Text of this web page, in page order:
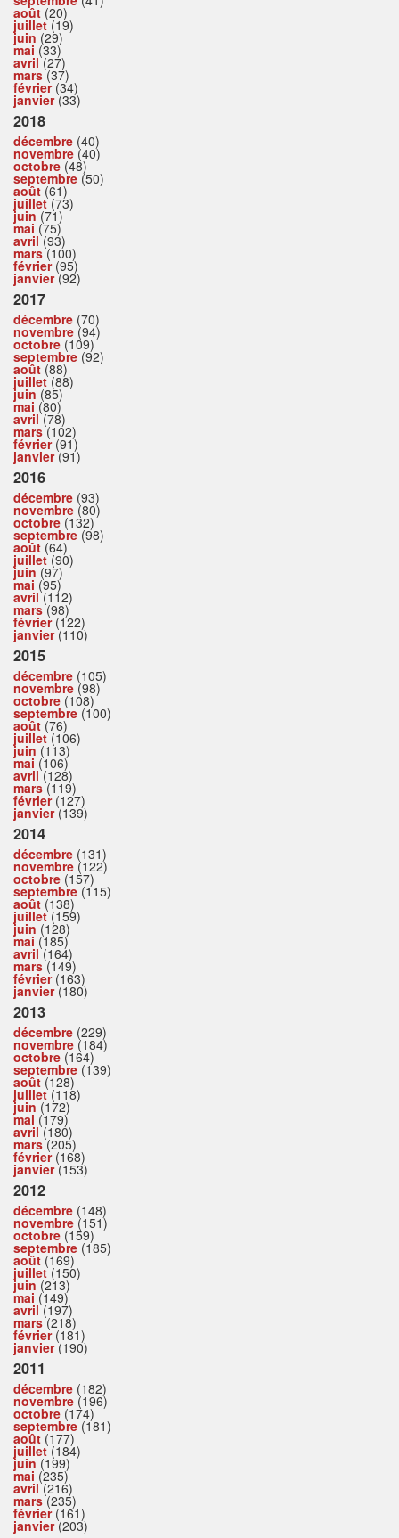
août (20)
juillet(19)
juin (29)
mai (33)
avril(27)
mars(37)
février(34)
janvier(33)
2018
décembre (40)
novembre (40)
octobre (48)
septembre (50)
août (61)
juillet(73)
juin (71)
mai (75)
avril(93)
mars(100)
février(95)
janvier(92)
2017
décembre (70)
novembre (94)
octobre (109)
septembre (92)
août (88)
juillet(88)
juin (85)
mai (80)
avril(78)
mars(102)
février(91)
janvier(91)
2016
décembre (93)
novembre (80)
octobre (132)
septembre (98)
août (64)
juillet(90)
juin (97)
mai (95)
avril(112)
mars(98)
février(122)
janvier(110)
2015
décembre (105)
novembre (98)
octobre (108)
septembre (100)
août (76)
juillet(106)
juin (113)
mai (106)
avril(128)
mars(119)
février(127)
janvier(139)
2014
décembre (131)
novembre (122)
octobre (157)
septembre (115)
août (138)
juillet(159)
juin (128)
mai (185)
avril(164)
mars(149)
février(163)
janvier(180)
2013
décembre (229)
novembre (184)
octobre (164)
septembre (139)
août (128)
juillet(118)
juin (172)
mai (179)
avril(180)
mars(205)
février(168)
janvier(153)
2012
décembre (148)
novembre (151)
octobre (159)
septembre (185)
août (169)
juillet(150)
juin (213)
mai (149)
avril(197)
mars(218)
février(181)
janvier(190)
2011
décembre (182)
novembre (196)
octobre (174)
septembre (181)
août (177)
juillet(184)
juin (199)
mai (235)
avril(216)
mars(235)
février(161)
janvier(203)